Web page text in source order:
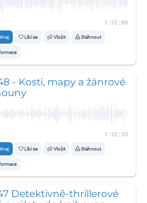
1:32:08
Líbí se Vložit Stáhnout
- Kosti, mapy a žánrové
1:32:55
Líbí se Vložit Stáhnout
Detektivně-thrillerové